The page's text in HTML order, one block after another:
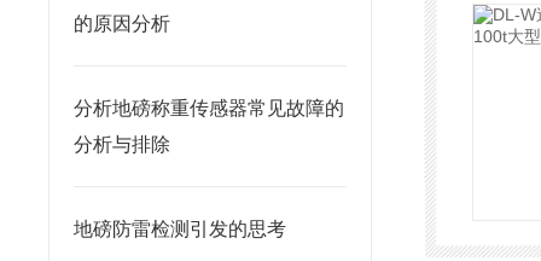
的原因分析
分析地磅称重传感器常见故障的
分析与排除
地磅防雷检测引发的思考